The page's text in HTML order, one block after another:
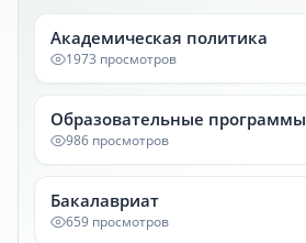
Академическая политика
1973 просмотров
Образовательные программы
986 просмотров
Бакалавриат
659 просмотров